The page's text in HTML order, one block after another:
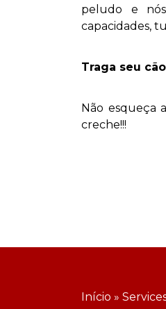
peludo e
capacidades,
Traga seu
Não esqueça
creche!!!
Início »